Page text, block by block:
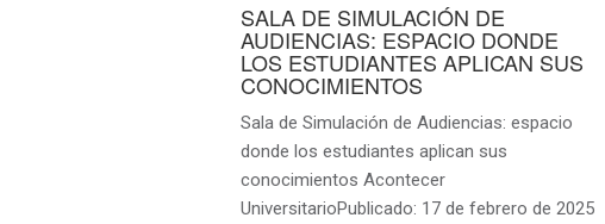
SALA DE SIMULACIÓN DE
AUDIENCIAS: ESPACIO DONDE
LOS ESTUDIANTES APLICAN SUS
CONOCIMIENTOS
Sala de Simulación de Audiencias: espacio
donde los estudiantes aplican sus
conocimientos Acontecer
UniversitarioPublicado: 17 de febrero de 2025